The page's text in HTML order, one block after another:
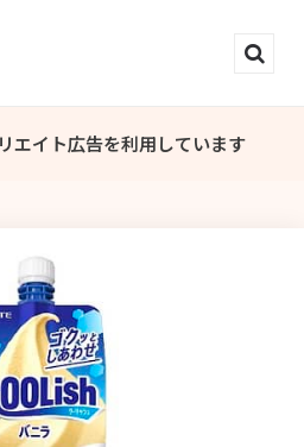
エイト広告を利用しています